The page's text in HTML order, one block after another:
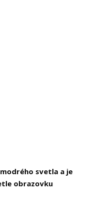
svetla a je
obrazovku